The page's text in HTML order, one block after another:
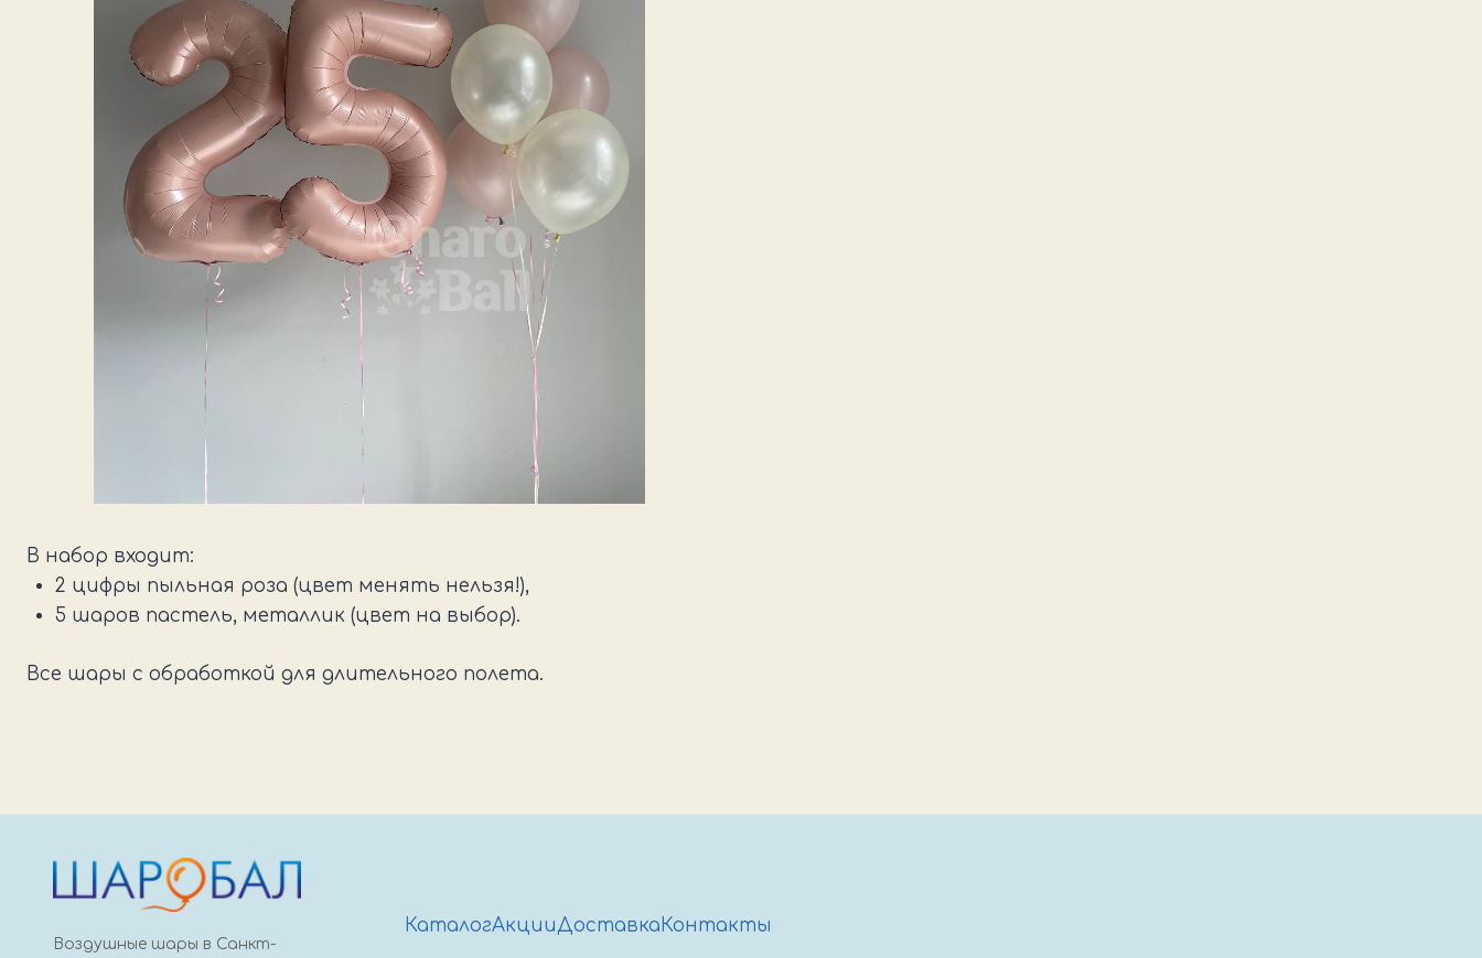
В набор входит:
2 цифры пыльная роза (цвет менять нельзя!),
5 шаров пастель, металлик (цвет на выбор).
Все шары с обработкой для длительного полета.
Воздушные шары в Санкт-
КаталогАкцииДоставка Контакты